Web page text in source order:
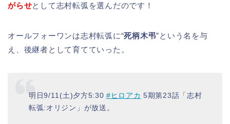
がらせとして志村転弧を選んだのです！
オールフォーワンは志村転弧に“死柄木弔”という名を与
え、後継者として育てていった。
明日9/11(土)夕方5:30 #ヒロアカ 5期第23話「志村
転弧:オリジン」が放送。